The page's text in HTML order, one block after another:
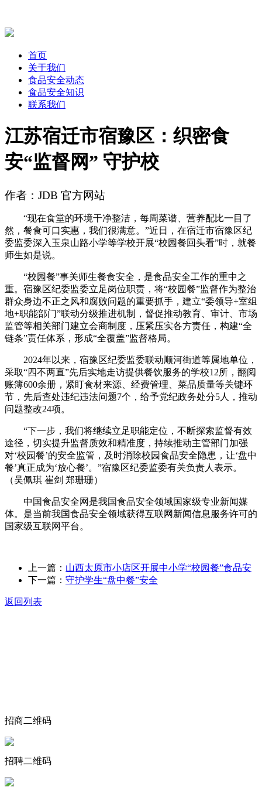
首页
关于我们
食品安全动态
食品安全知识
联系我们
江苏宿迁市宿豫区：织密食
安“监督网” 守护校
作者：JDB 官方网站
“现在食堂的环境干净整洁，每周菜谱、营养配比一目了
然，餐食可口实惠，我们很满意。”近日，在宿迁市宿豫区纪
委监委深入玉泉山路小学等学校开展“校园餐回头看”时，就餐
师生如是说。
“校园餐”事关师生餐食安全，是食品安全工作的重中之
重。宿豫区纪委监委立足岗位职责，将“校园餐”监督作为整治
群众身边不正之风和腐败问题的重要抓手，建立“委领导+室组
地+职能部门”联动分级推进机制，督促推动教育、审计、市场
监管等相关部门建立会商制度，压紧压实各方责任，构建“全
链条”责任体系，形成“全覆盖”监督格局。
2024年以来，宿豫区纪委监委联动顺河街道等属地单位，
采取“四不两直”先后实地走访提供餐饮服务的学校12所，翻阅
账簿600余册，紧盯食材来源、经费管理、菜品质量等关键环
节，先后查处违纪违法问题7个，给予党纪政务处分5人，推动
问题整改24项。
“下一步，我们将继续立足职能定位，不断探索监督有效
途径，切实提升监督质效和精准度，持续推动主管部门加强
对‘校园餐’的安全监管，及时消除校园食品安全隐患，让‘盘中
餐’真正成为‘放心餐’。”宿豫区纪委监委有关负责人表示。
（吴佩琪 崔剑 郑珊珊）
中国食品安全网是我国食品安全领域国家级专业新闻媒
体。是当前我国食品安全领域获得互联网新闻信息服务许可的
国家级互联网平台。
上一篇： 山西太原市小店区开展中小学“校园餐”食品安
下一篇： 守护学生“盘中餐”安全
返回列表
招商二维码
招聘二维码